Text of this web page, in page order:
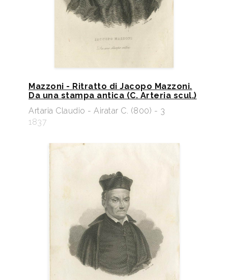
Mazzoni - Ritratto di Jacopo Mazzoni.
Da una stampa antica (C. Arteria scul.)
Artaria Claudio - Airatar C. (800) - 3
1837